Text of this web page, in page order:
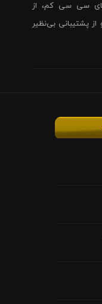
سی سی کم، از
پشتیبانی بی‌نظیر